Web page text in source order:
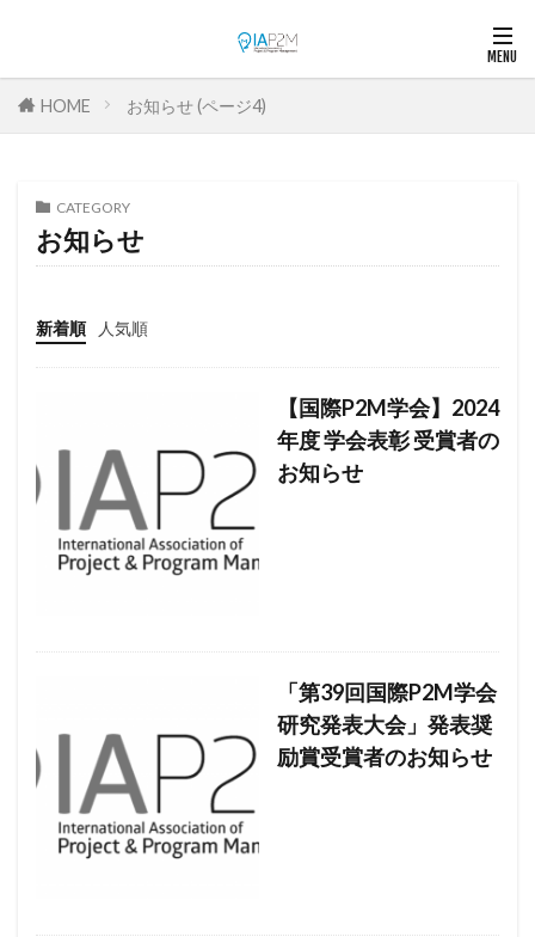
HOME お知らせ (ページ4)
CATEGORY
お知らせ
新着順 人気順
【国際P2M学会】2024
年度 学会表彰 受賞者の
お知らせ
「第39回国際P2M学会
研究発表大会」発表奨
励賞受賞者のお知らせ